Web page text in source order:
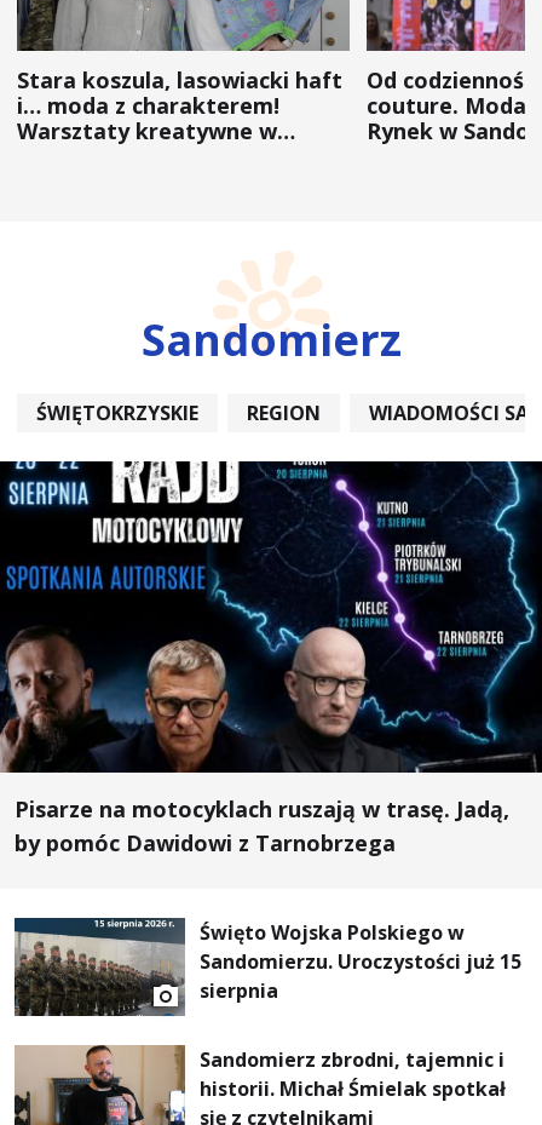
Stara koszula, lasowiacki haft
i… moda z charakterem!
Warsztaty kreatywne w
Od
couture. Moda
Rynek w
Sandomierz
ŚWIĘTOKRZYSKIE REGION WIADOMOŚCI
Pisarze na motocyklach ruszają w trasę. Jadą,
by pomóc Dawidowi z Tarnobrzega
Święto Wojska Polskiego w
Sandomierzu. Uroczystości już 15
sierpnia
Sandomierz zbrodni, tajemnic i
historii. Michał Śmielak spotkał
się z czytelnikami